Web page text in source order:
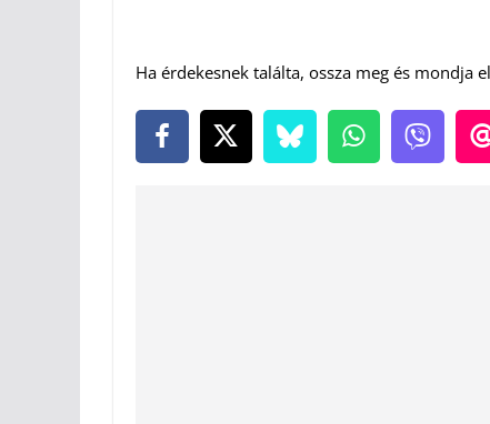
Ha érdekesnek találta, ossza meg és mondja